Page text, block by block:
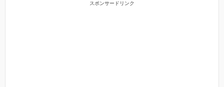
スポンサードリンク